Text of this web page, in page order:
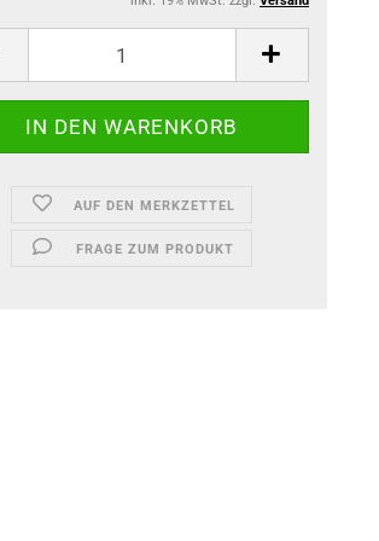
AUF DEN MERKZETTEL
FRAGE ZUM PRODUKT